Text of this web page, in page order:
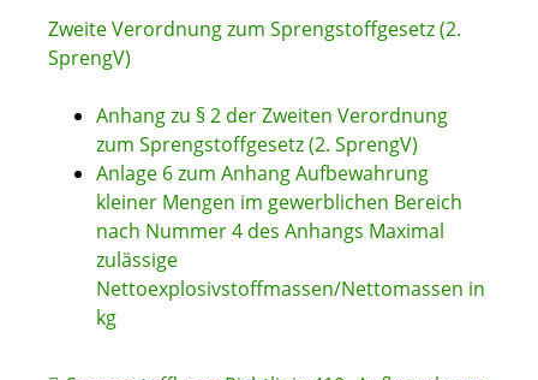
Zweite Verordnung zum Sprengstoffgesetz (2.
SprengV)
Anhang zu § 2 der Zweiten Verordnung
zum Sprengstoffgesetz (2. SprengV)
Anlage 6 zum Anhang Aufbewahrung
kleiner Mengen im gewerblichen Bereich
nach Nummer 4 des Anhangs Maximal
zulässige
Nettoexplosivstoffmassen/Nettomassen in
kg